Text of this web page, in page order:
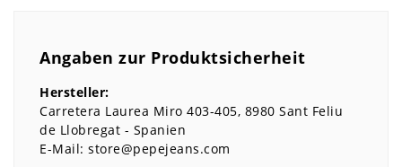
Angaben zur Produktsicherheit
Hersteller:
Carretera Laurea Miro 403-405 8980 Sant Feliu
de Llobregat
Spanien
E-Mail: store@pepejeans.com